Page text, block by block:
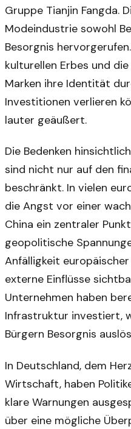
Gruppe Tianjin Fangda.
Modeindustrie sowohl
Besorgnis
kulturellen Erbes und
Marken ihre Identität
Investitionen verlieren
lauter geäußert.
Die Bedenken
sind nicht nur auf den
beschränkt. In vielen
die Angst vor einer
China ein zentraler
geopolitische
Anfälligkeit
externe Einflüsse
Unternehmen haben
Infrastruktur investiert,
Bürgern Besorgnis
In Deutschland, dem
Wirtschaft, haben
klare Warnungen
über eine mögliche